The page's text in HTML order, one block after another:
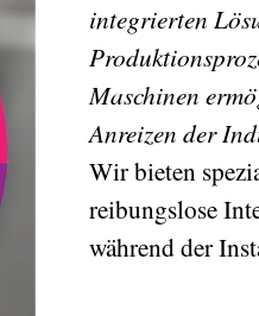
integrierten
Maschinen
Anreizen der
Wir bieten
reibungslose
während der